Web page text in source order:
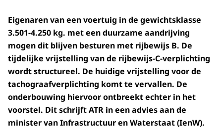
Eigenaren van een voertuig in de gewichtsklasse
3.501-4.250 kg. met een duurzame aandrijving
mogen dit blijven besturen met rijbewijs B. De
tijdelijke vrijstelling van de rijbewijs-C-verplichting
wordt structureel. De huidige vrijstelling voor de
tachograafverplichting komt te vervallen. De
onderbouwing hiervoor ontbreekt echter in het
voorstel. Dit schrijft ATR in een advies aan de
minister van Infrastructuur en Waterstaat (IenW).